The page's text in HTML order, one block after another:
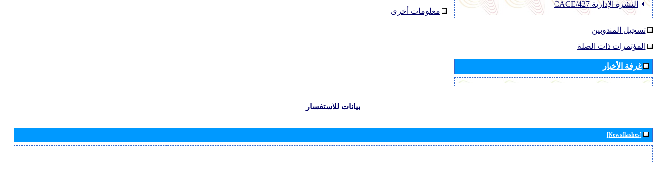
معلومات أخرى
النشرة الإدارية CACE/427
تسجيل المندوبين
المؤتمرات ذات الصلة
غرفة الأخبار
بيانات للاستفسار
[Newsflashes]